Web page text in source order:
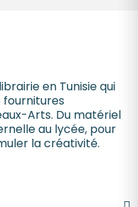
en Tunisie qui
fournitures
Arts. Du matériel
au lycée, pour
la créativité.